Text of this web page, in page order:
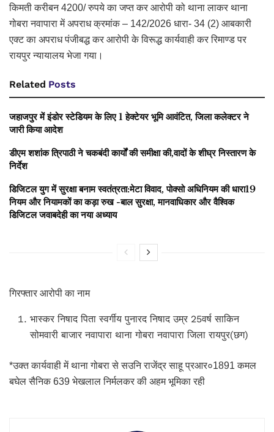
किमती करीबन 4200/ रुपये का जप्त कर आरोपी को थाना लाकर थाना
गोबरा नवापारा में अपराध क्रमांक – 142/2026 धारा- 34 (2) आबकारी
एक्ट का अपराध पंजीबद्ध कर आरोपी के विरूद्ध कार्यवाही कर रिमाण्ड पर
रायपुर न्यायालय भेजा गया।
Related Posts
जहाजपुर में इंडोर स्टेडियम के लिए 1 हेक्टेयर भूमि आवंटित, जिला कलेक्टर ने
जारी किया आदेश
डीएम शशांक त्रिपाठी ने चकबंदी कार्यों की समीक्षा की,वादों के शीघ्र निस्तारण के
निर्देश
डिजिटल युग में सुरक्षा बनाम स्वतंत्रता:मेटा विवाद, पोक्सो अधिनियम की धारा19
नियम और नियामकों का कड़ा रुख -बाल सुरक्षा, मानवाधिकार और वैश्विक
डिजिटल जवाबदेही का नया अध्याय
गिरफ्तार आरोपी का नाम
भास्कर निषाद पिता स्वर्गीय पुनारद निषाद उम्र 25वर्ष साकिन
सोमवारी बाजार नवापारा थाना गोबरा नवापारा जिला रायपुर(छग)
*उक्त कार्यवाही में थाना गोबरा से सउनि राजेंद्र साहू प्रआर०1891 कमल
बघेल सैनिक 639 भेखलाल निर्मलकर की अहम भूमिका रही